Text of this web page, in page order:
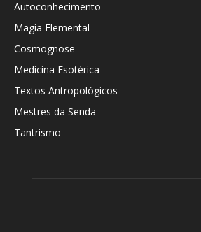
Autoconhecimento
Magia Elemental
Cosmognose
Medicina Esotérica
Textos Antropológicos
Mestres da Senda
Tantrismo